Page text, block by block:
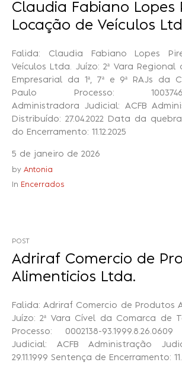
Claudia Fabiano Lopes
Locação de Veículos
Falida: Claudia Fabiano Lopes
Veículos Ltda. Juízo: 2ª Vara
Empresarial da 1ª, 7ª e 9ª RAJs da
Paulo Processo: 1003746-
Administradora Judicial: ACFB
Distribuído: 27.04.2022 Data da
do Encerramento: 11.12.2025
5 de janeiro de 2026
by Antonia
In Encerrados
POST
Adriraf Comercio de
Alimenticios Ltda.
Falida: Adriraf Comercio de Produtos
Juízo: 2ª Vara Cível da Comarca de
Processo: 0002138-
Judicial: ACFB Administração
29.11.1999 Sentença de Encerramento: